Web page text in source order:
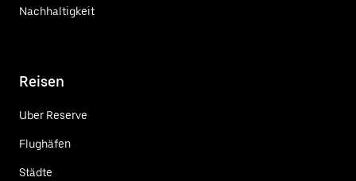
Nachhaltigkeit
Reisen
Uber Reserve
Flughäfen
Städte